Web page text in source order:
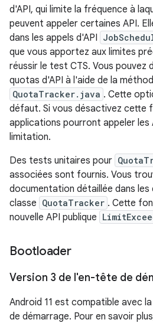
d'API, qui limite la fréquence à
peuvent appeler certaines API.
dans les appels d'API
que vous apportez aux limites
réussir le test CTS. Vous
quotas d'API à l'aide de la
QuotaTracker.java . Cette
défaut. Si vous désactivez cette
applications pourront appeler les
limitation.
Des tests unitaires pour
associées sont fournis. Vous
documentation détaillée dans les
classe QuotaTracker . Cette
nouvelle API publique
Bootloader
Version 3 de l'en-tête de
Android 11 est compatible avec
de démarrage. Pour en savoir